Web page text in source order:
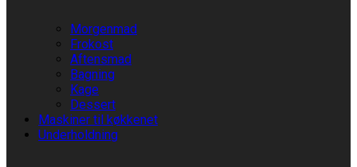
Morgenmad
Frokost
Aftensmad
Bagning
Kage
Dessert
Maskiner til køkkenet
Underholdning